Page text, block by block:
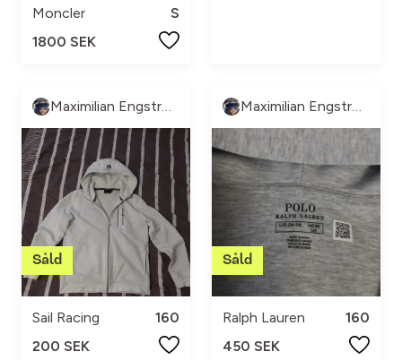
Moncler
S
1800 SEK
Maximilian Engström
Sail Racing
160
200 SEK
Maximilian Engström
Ralph Lauren
160
450 SEK